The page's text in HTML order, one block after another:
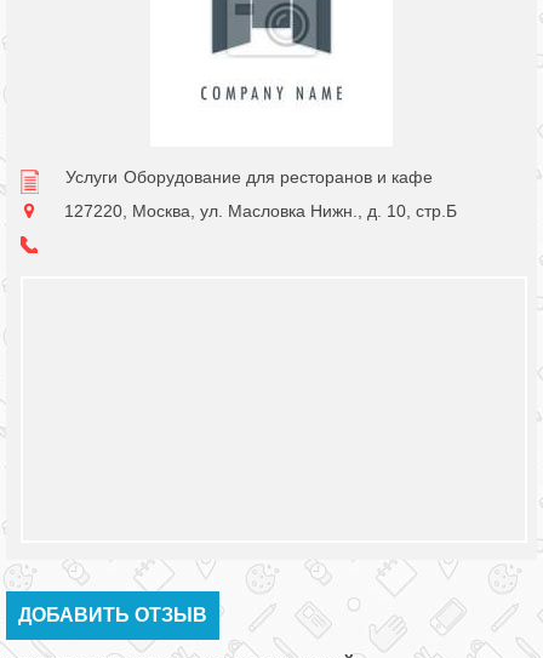
Услуги Оборудование для ресторанов и кафе
127220, Москва, ул. Масловка Нижн., д. 10, стр.Б
ДОБАВИТЬ ОТЗЫВ